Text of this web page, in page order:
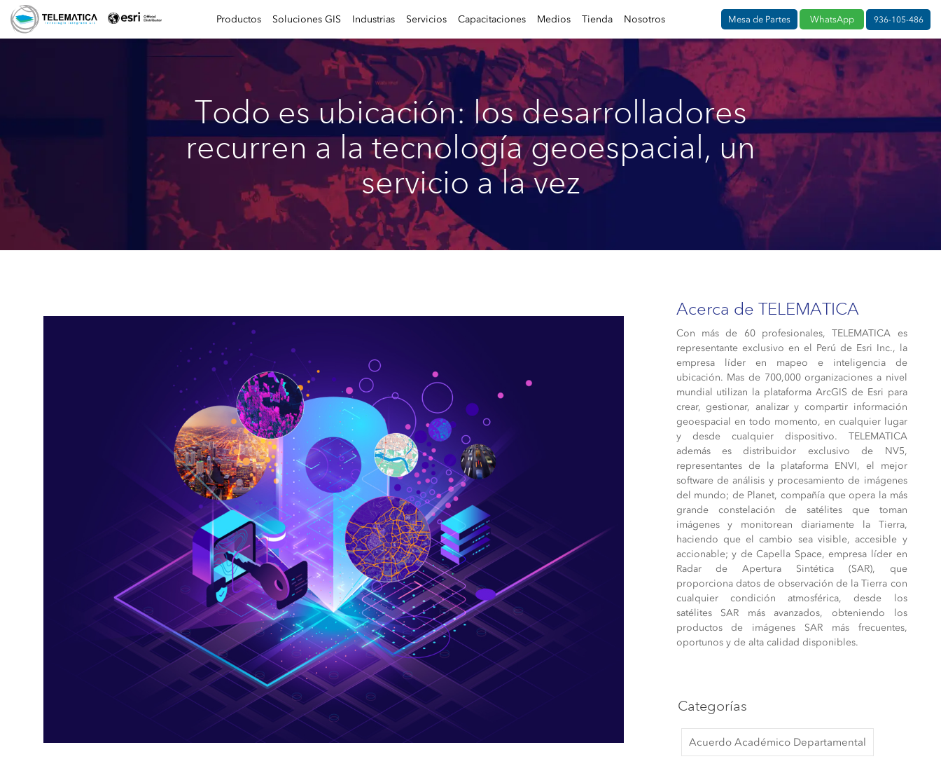
Productos Soluciones GIS Industrias Servicios Capacitaciones Medios Tienda Nosotros Mesa de Partes WhatsApp 936-105-486
Todo es ubicación: los desarrolladores
recurren a la tecnología geoespacial, un
servicio a la vez
Acerca de TELEMATICA
Con más de 60 profesionales, TELEMATICA es
representante exclusivo en el Perú de Esri Inc., la
empresa líder en mapeo e inteligencia de
ubicación. Mas de 700,000 organizaciones a nivel
mundial utilizan la plataforma ArcGIS de Esri para
crear, gestionar, analizar y compartir información
geoespacial en todo momento, en cualquier lugar
y desde cualquier dispositivo. TELEMATICA
además es distribuidor exclusivo de NV5,
representantes de la plataforma ENVI, el mejor
software de análisis y procesamiento de imágenes
del mundo; de Planet, compañía que opera la más
grande constelación de satélites que toman
imágenes y monitorean diariamente la Tierra,
haciendo que el cambio sea visible, accesible y
accionable; y de Capella Space, empresa líder en
Radar de Apertura Sintética (SAR), que
proporciona datos de observación de la Tierra con
cualquier condición atmosférica, desde los
satélites SAR más avanzados, obteniendo los
productos de imágenes SAR más frecuentes,
oportunos y de alta calidad disponibles.
Categorías
Acuerdo Académico Departamental